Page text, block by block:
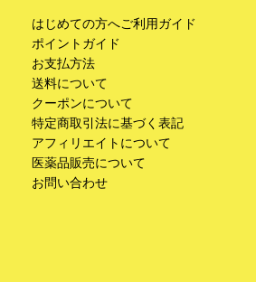
はじめての方へご利用ガイド
ポイントガイド
お支払方法
送料について
クーポンについて
特定商取引法に基づく表記
アフィリエイトについて
医薬品販売について
お問い合わせ